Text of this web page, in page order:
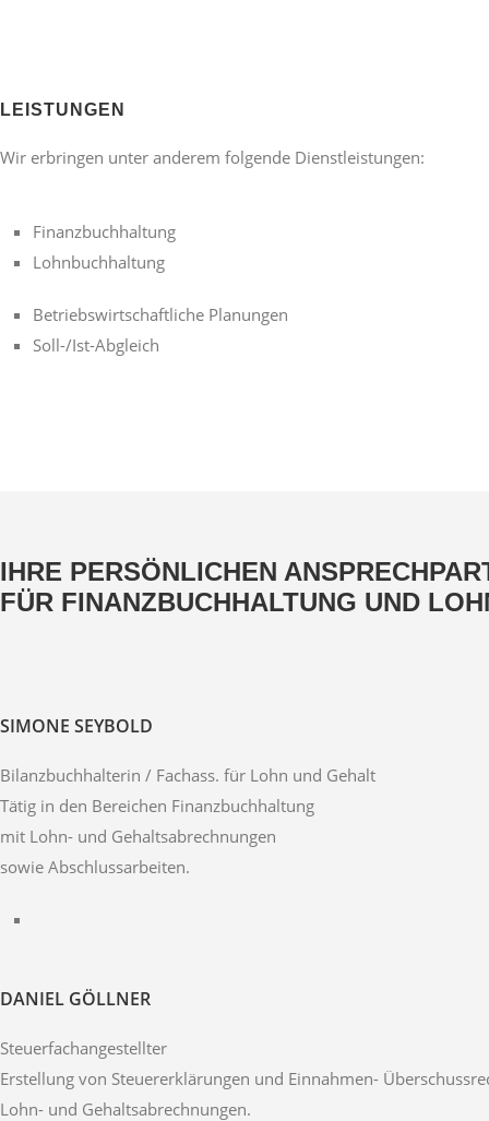
LEISTUNGEN
Wir erbringen unter anderem folgende Dienstleistungen:
Finanzbuchhaltung
Lohnbuchhaltung
Betriebswirtschaftliche Planungen
Soll-/Ist-Abgleich
IHRE PERSÖNLICHEN
FÜR FINANZBUCHHALTUNG UND
SIMONE SEYBOLD
Bilanzbuchhalterin / Fachass. für Lohn und Gehalt
Tätig in den Bereichen Finanzbuchhaltung
mit Lohn- und Gehaltsabrechnungen
sowie Abschlussarbeiten.
DANIEL GÖLLNER
Steuerfachangestellter
Erstellung von Steuererklärungen und Einnahmen-
Lohn- und Gehaltsabrechnungen.